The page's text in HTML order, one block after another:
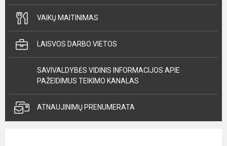
VAIKŲ MAITINIMAS
LAISVOS DARBO VIETOS
SAVIVALDYBĖS VIDINIS INFORMACIJOS APIE
PAŽEIDIMUS TEIKIMO KANALAS
ATNAUJINIMŲ PRENUMERATA